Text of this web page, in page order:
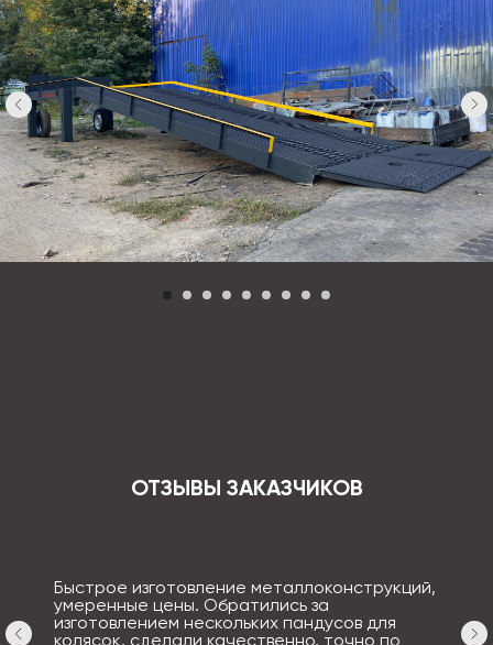
ОТЗЫВЫ ЗАКАЗЧИКОВ
Быстрое изготовление металлоконструкций,
умеренные цены. Обратились за
изготовлением нескольких пандусов для
колясок, сделали качественно, точно по